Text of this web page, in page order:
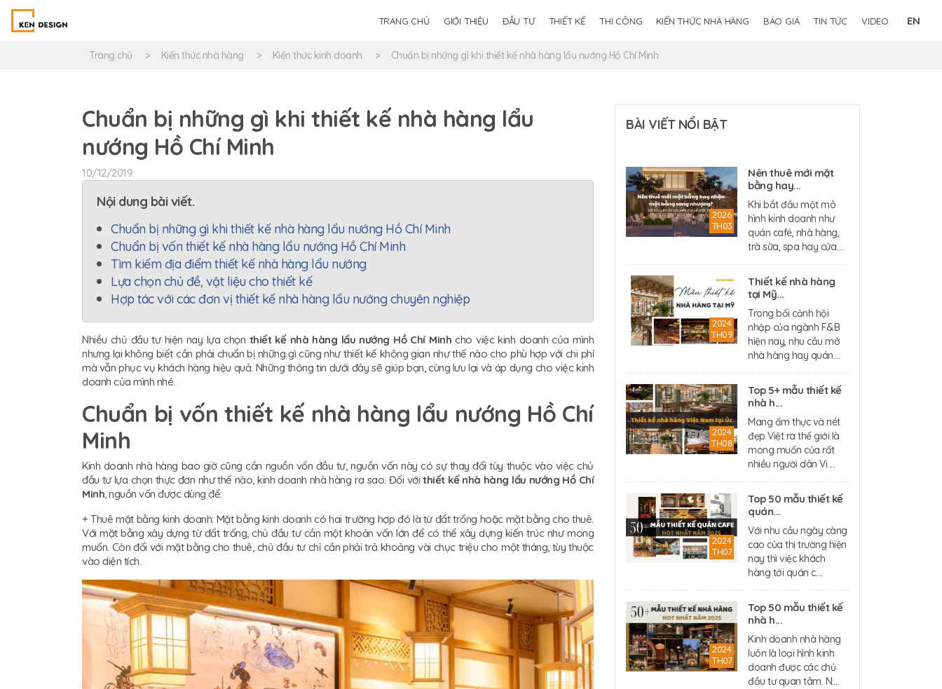
TRANG CHỦ GIỚI THIỆU ĐẦU TƯ THIẾT KẾ THI CÔNG KIẾN THỨC NHÀ HÀNG BÁO GIÁ TIN TỨC VIDEO EN
Trang chủ Kiến thức nhà hàng Kiến thức kinh doanh Chuẩn bị những gì khi thiết kế nhà hàng lẩu nướng Hồ Chí Minh
Chuẩn bị những gì khi thiết kế nhà hàng lẩu
nướng Hồ Chí Minh
10/12/2019
Nội dung bài viết.
Chuẩn bị những gì khi thiết kế nhà hàng lẩu nướng Hồ Chí Minh
Chuẩn bị vốn thiết kế nhà hàng lẩu nướng Hồ Chí Minh
Tìm kiếm địa điểm thiết kế nhà hàng lẩu nướng
Lựa chọn chủ đề, vật liệu cho thiết kế
Hợp tác với các đơn vị thiết kế nhà hàng lẩu nướng chuyên nghiệp
Nhiều chủ đầu tư hiện nay lựa chọn thiết kế nhà hàng lẩu nướng Hồ Chí Minh cho việc kinh doanh của mình
nhưng lại không biết cần phải chuẩn bị những gì cũng như thiết kế không gian như thế nào cho phù hợp với chi phí
mà vẫn phục vụ khách hàng hiệu quả. Những thông tin dưới đây sẽ giúp bạn, cùng lưu lại và áp dụng cho việc kinh
doanh của mình nhé.
Chuẩn bị vốn thiết kế nhà hàng lẩu nướng Hồ Chí
Minh
Kinh doanh nhà hàng bao giờ cũng cần nguồn vốn đầu tư, nguồn vốn này có sự thay đổi tùy thuộc vào việc chủ
đầu tư lựa chọn thực đơn như thế nào, kinh doanh nhà hàng ra sao. Đối vớithiết kế nhà hàng lẩu nướng Hồ Chí
Minh, nguồn vốn được dùng để:
+ Thuê mặt bằng kinh doanh: Mặt bằng kinh doanh có hai trường hợp đó là từ đất trống hoặc mặt bằng cho thuê.
Với mặt bằng xây dựng từ đất trống, chủ đầu tư cần một khoản vốn lớn để có thể xây dựng kiến trúc như mong
muốn. Còn đối với mặt bằng cho thuê, chủ đầu tư chỉ cần phải trả khoảng vài chục triệu cho một tháng, tùy thuộc
vào diện tích.
BÀI VIẾT NỔI BẬT
2026
TH03
Nên thuê mới mặt
bằng hay...
Khi bắt đầu một mô
hình kinh doanh như
quán café, nhà hàng,
trà sữa, spa hay cửa....
2024
TH09
Thiết kế nhà hàng
tại Mỹ...
Trong bối cảnh hội
nhập của ngành F&B
hiện nay, nhu cầu mở
nhà hàng hay quán....
2024
TH08
Top 5+ mẫu thiết kế
nhà h...
Mang ẩm thực và nét
đẹp Việt ra thế giới là
mong muốn của rất
nhiều người dân Vi....
2024
TH07
Top 50 mẫu thiết kế
quán...
Với nhu cầu ngày càng
cao của thị trường hiện
nay thì việc khách
hàng tới quán c....
2024
TH07
Top 50 mẫu thiết kế
nhà h...
Kinh doanh nhà hàng
luôn là loại hình kinh
doanh được các chủ
đầu tư quan tâm. N....